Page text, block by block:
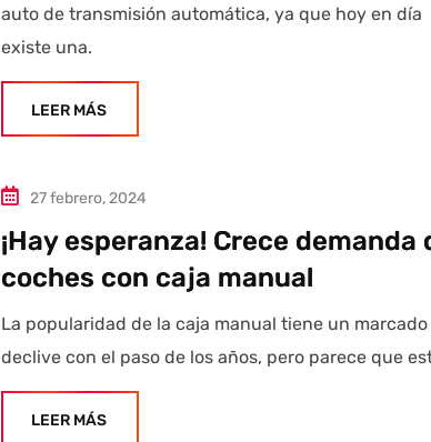
auto de transmisión automática, ya que hoy en día
existe una.
LEER MÁS
27 febrero, 2024
¡Hay esperanza! Crece demanda
coches con caja manual
La popularidad de la caja manual tiene un marcado
declive con el paso de los años, pero parece que
LEER MÁS